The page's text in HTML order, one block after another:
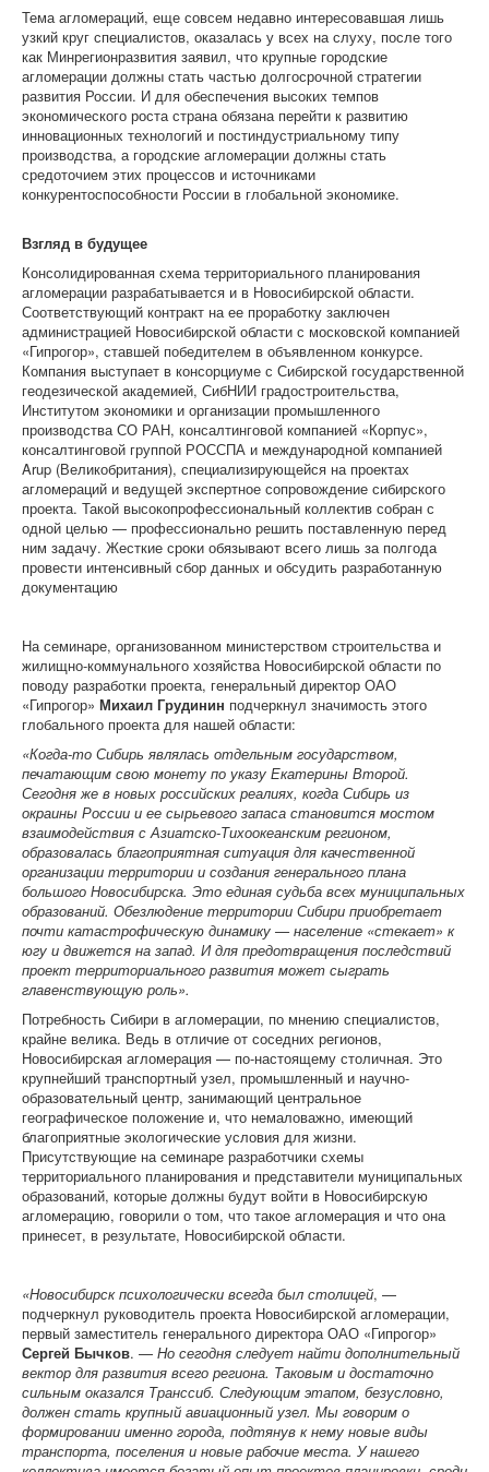
Тема агломераций, еще совсем недавно интересовавшая лишь
узкий круг специалистов, оказалась у всех на слуху, после того
как Минрегионразвития заявил, что крупные городские
агломерации должны стать частью долгосрочной стратегии
развития России. И для обеспечения высоких темпов
экономического роста страна обязана перейти к развитию
инновационных технологий и постиндустриальному типу
производства, а городские агломерации должны стать
средоточием этих процессов и источниками
конкурентоспособности России в глобальной экономике.
Взгляд в будущее
Консолидированная схема территориального планирования
агломерации разрабатывается и в Новосибирской области.
Соответствующий контракт на ее проработку заключен
администрацией Новосибирской области с московской компанией
«Гипрогор», ставшей победителем в объявленном конкурсе.
Компания выступает в консорциуме с Сибирской государственной
геодезической академией, СибНИИ градостроительства,
Институтом экономики и организации промышленного
производства СО РАН, консалтинговой компанией «Корпус»,
консалтинговой группой РОССПА и международной компанией
Arup (Великобритания), специализирующейся на проектах
агломераций и ведущей экспертное сопровождение сибирского
проекта. Такой высокопрофессиональный коллектив собран с
одной целью — профессионально решить поставленную перед
ним задачу. Жесткие сроки обязывают всего лишь за полгода
провести интенсивный сбор данных и обсудить разработанную
документацию
На семинаре, организованном министерством строительства и
жилищно-коммунального хозяйства Новосибирской области по
поводу разработки проекта, генеральный директор ОАО
«Гипрогор» Михаил Грудинин подчеркнул значимость этого
глобального проекта для нашей области:
«Когда-то Сибирь являлась отдельным государством,
печатающим свою монету по указу Екатерины Второй.
Сегодня же в новых российских реалиях, когда Сибирь из
окраины России и ее сырьевого запаса становится мостом
взаимодействия с Азиатско-Тихоокеанским регионом,
образовалась благоприятная ситуация для качественной
организации территории и создания генерального плана
большого Новосибирска. Это единая судьба всех муниципальных
образований. Обезлюдение территории Сибири приобретает
почти катастрофическую динамику — население «стекает» к
югу и движется на запад. И для предотвращения последствий
проект территориального развития может сыграть
главенствующую роль».
Потребность Сибири в агломерации, по мнению специалистов,
крайне велика. Ведь в отличие от соседних регионов,
Новосибирская агломерация — по-настоящему столичная. Это
крупнейший транспортный узел, промышленный и научно-
образовательный центр, занимающий центральное
географическое положение и, что немаловажно, имеющий
благоприятные экологические условия для жизни.
Присутствующие на семинаре разработчики схемы
территориального планирования и представители муниципальных
образований, которые должны будут войти в Новосибирскую
агломерацию, говорили о том, что такое агломерация и что она
принесет, в результате, Новосибирской области.
«Новосибирск психологически всегда был столицей, —
подчеркнул руководитель проекта Новосибирской агломерации,
первый заместитель генерального директора ОАО «Гипрогор»
Сергей Бычков. — Но сегодня следует найти дополнительный
вектор для развития всего региона. Таковым и достаточно
сильным оказался Транссиб. Следующим этапом, безусловно,
должен стать крупный авиационный узел. Мы говорим о
формировании именно города, подтянув к нему новые виды
транспорта, поселения и новые рабочие места. У нашего